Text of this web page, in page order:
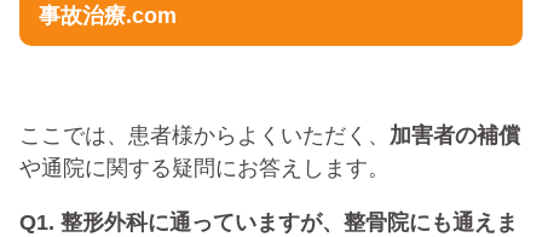
事故治療.com
ここでは、患者様からよくいただく、 加害者の補償
や通院に関する疑問にお答えします。
Q1. 整形外科に通っていますが、整骨院にも通えま